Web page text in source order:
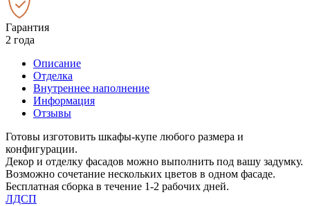
Гарантия
2 года
Описание
Отделка
Внутреннее наполнение
Информация
Отзывы
Готовы изготовить шкафы-купе любого размера и
конфигурации.
Декор и отделку фасадов можно выполнить под вашу задумку.
Возможно сочетание нескольких цветов в одном фасаде.
Бесплатная сборка в течение 1-2 рабочих дней.
ЛДСП